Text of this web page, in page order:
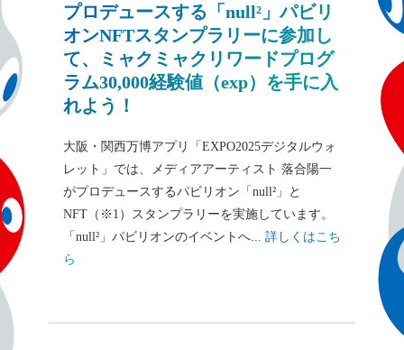
プロデュースする「null²」パビリ
オンNFTスタンプラリーに参加し
て、ミャクミャクリワードプログ
ラム30,000経験値（exp）を手に入
れよう！
大阪・関西万博アプリ「EXPO2025デジタルウォ
レット」では、メディアアーティスト 落合陽一
がプロデュースするパビリオン「null²」と
NFT（※1）スタンプラリーを実施しています。
「null²」パビリオンのイベントへ... 詳しくはこち
ら